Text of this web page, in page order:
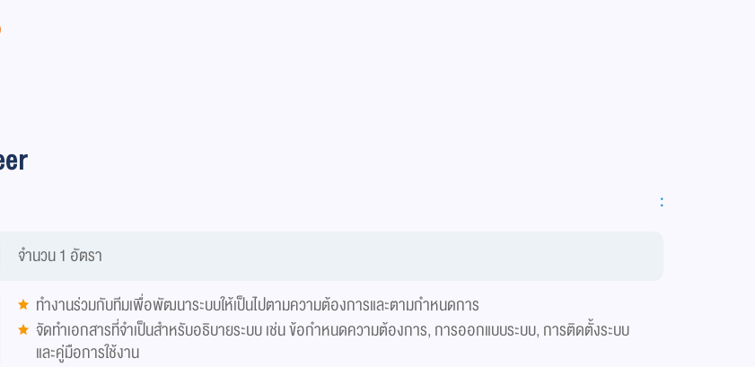
:
จำนวน 1 อัตรา
ทำงานร่วมกับทีมเพื่อพัฒนาระบบให้เป็นไปตามความต้องการและตามกำหนดการ
จัดทำเอกสารที่จำเป็นสำหรับอธิบายระบบ เช่น ข้อกำหนดความต้องการ, การออกแบบระบบ, การติดตั้งระบบ
และคู่มือการใช้งาน